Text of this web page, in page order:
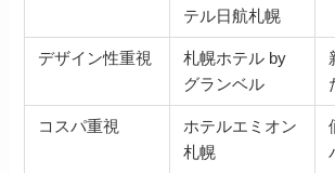
テル日航札幌
デザイン性重視
札幌ホテル by
グランベル
コスパ重視
ホテルエミオン
札幌